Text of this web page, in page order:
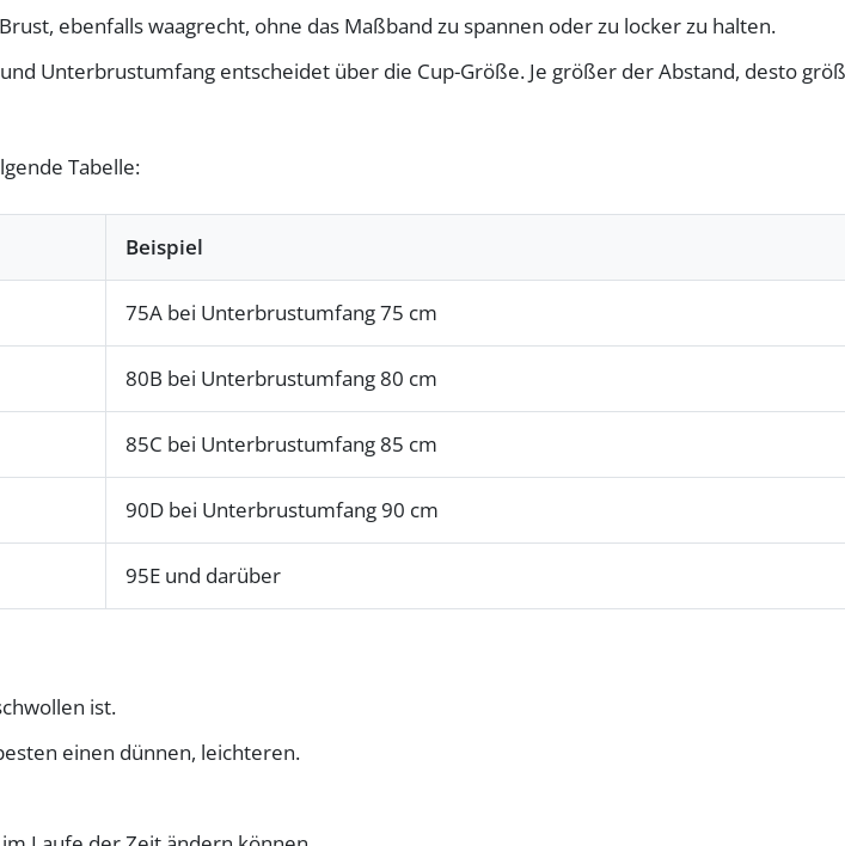
ebenfalls waagrecht, ohne das Maßband zu spannen oder zu locker zu halten.
Unterbrustumfang entscheidet über die Cup-Größe. Je größer der Abstand, desto
Tabelle:
Beispiel
75A bei Unterbrustumfang 75 cm
80B bei Unterbrustumfang 80 cm
85C bei Unterbrustumfang 85 cm
90D bei Unterbrustumfang 90 cm
95E und darüber
ist.
einen dünnen, leichteren.